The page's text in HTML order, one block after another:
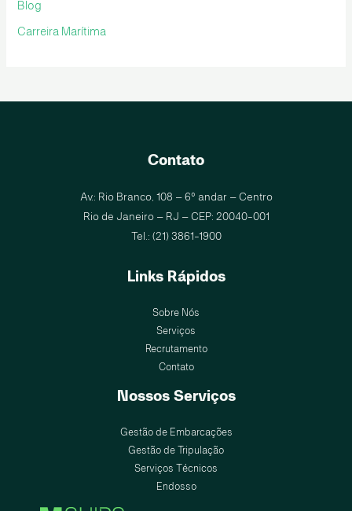
Blog
Carreira Marítima
Contato
Av.: Rio Branco, 108 – 6º andar – Centro
Rio de Janeiro – RJ – CEP: 20040-001
Tel.: (21) 3861-1900
Links Rápidos
Sobre Nós
Serviços
Recrutamento
Contato
Nossos Serviços
Gestão de Embarcações
Gestão de Tripulação
Serviços Técnicos
Endosso